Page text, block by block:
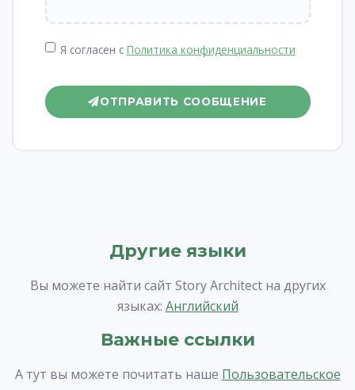
Я согласен с Политика конфиденциальности
ОТПРАВИТЬ СООБЩЕНИЕ
Другие языки
Вы можете найти сайт Story Architect на других
языках: Английский
Важные ссылки
А тут вы можете почитать наше Пользовательское